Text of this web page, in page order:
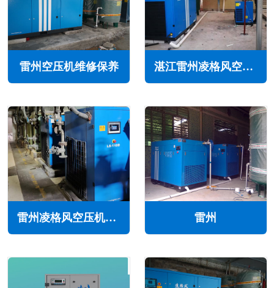
雷州空压机维修保养 湛江雷州凌格风空压机维修保养售后服务电话
雷州凌格风空压机维修保养售后服务电话 雷州